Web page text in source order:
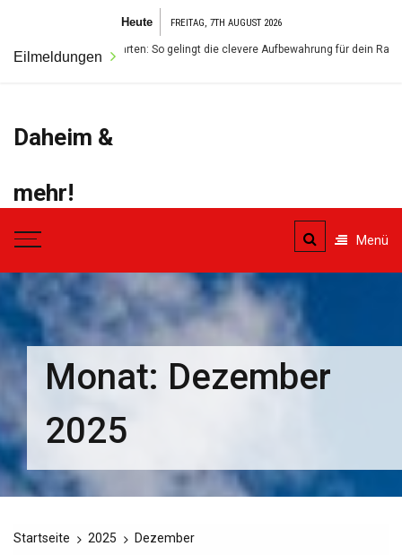
Heute FREITAG, 7TH AUGUST 2026
Eilmeldungen
im Garten: So gelingt die clevere Aufbewahrung für dein Rad –
Daheim &
mehr!
Der Ort für alles was das
Eigenheim betrifft.
Menü
Monat: Dezember
2025
Startseite 2025 Dezember